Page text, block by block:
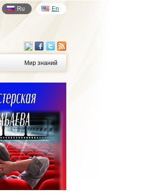
Ru En
Мир знаний